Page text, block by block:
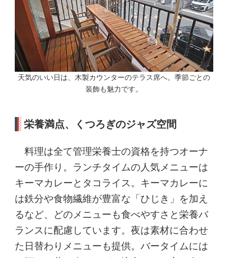
天気のいい日は、木製カウンターのテラス席へ。季節ごとの
装飾も魅力です。
栄養満点、くつろぎのジャズ空間
料理は全て管理栄養士の資格を持つオーナ
ーの手作り。ランチタイムの人気メニューは
キーマカレーとタコライス。キーマカレーに
は鉄分や食物繊維が豊富な「ひじき」を加え
るなど、どのメニューも食べやすさと栄養バ
ランスに配慮しています。夜は素材に合わせ
た日替わりメニューも提供。バータイムには